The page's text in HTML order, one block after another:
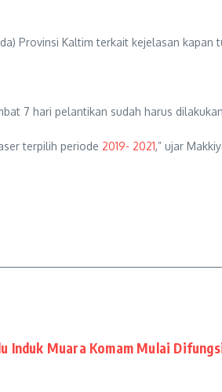
Provinsi Kaltim terkait kejelasan kapan
7 hari pelantikan sudah harus
terpilih periode 2019- 2021,” ujar
Induk Muara Komam Mulai